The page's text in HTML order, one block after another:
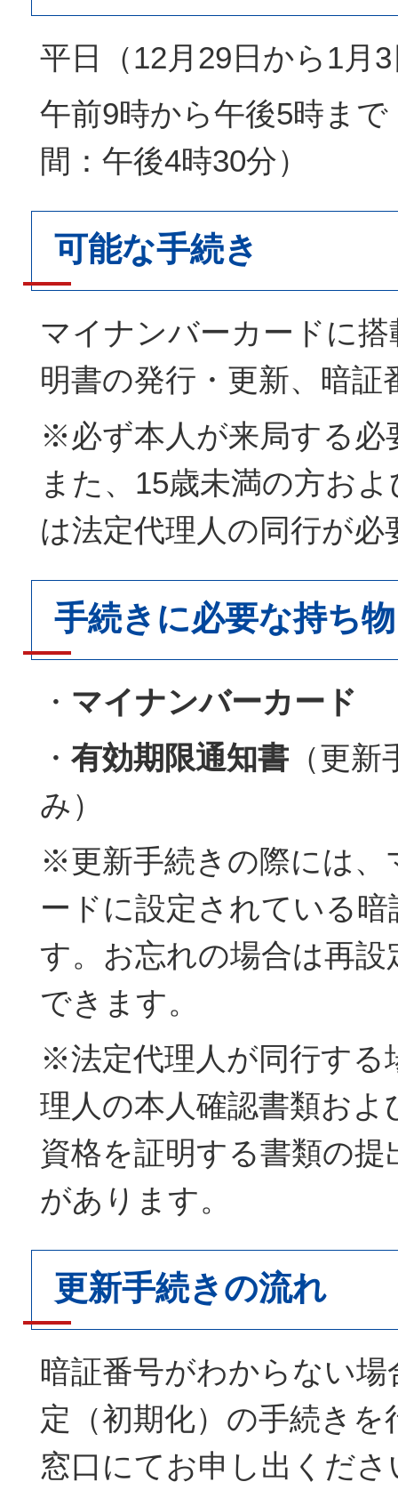
平日（12月29日から1月
午前9時から午後5時まで
間：午後4時30分）
可能な手続き
マイナンバーカードに
明書の発行・更新、暗証
※必ず本人が来局する必
また、15歳未満の方お
は法定代理人の同行が必
手続きに必要な持ち物
・ マイナンバーカード
・ 有効期限通知書 （更
み）
※更新手続きの際には、
ードに設定されている
す。お忘れの場合は再設
できます。
※法定代理人が同行する
理人の本人確認書類およ
資格を証明する書類の
があります。
更新手続きの流れ
暗証番号がわからない
定（初期化）の手続き
窓口にてお申し出くださ